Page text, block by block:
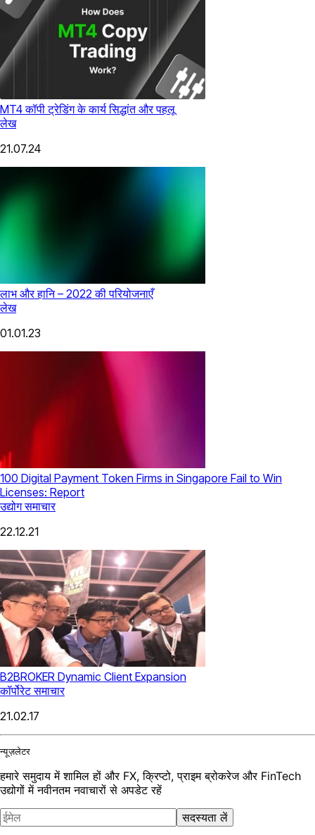
MT4 कॉपी ट्रेडिंग के कार्य सिद्धांत और पहलू
लेख
21.07.24
लाभ और हानि – 2022 की परियोजनाएँ
लेख
01.01.23
100 Digital Payment Token Firms in Singapore Fail to Win
Licenses: Report
उद्योग समाचार
22.12.21
B2BROKER Dynamic Client Expansion
कॉर्पोरेट समाचार
21.02.17
न्यूज़लेटर
हमारे समुदाय में शामिल हों और FX, क्रिप्टो, प्राइम ब्रोकरेज और FinTech
उद्योगों में नवीनतम नवाचारों से अपडेट रहें
सदस्यता लें